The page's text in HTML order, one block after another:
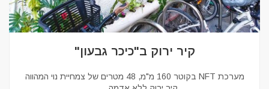
קיר ירוק ב"כיכר גבעון"
מערכת NFT בקוטר 160 מ"מ, 48 מטרים של צמחיית נוי המהווה